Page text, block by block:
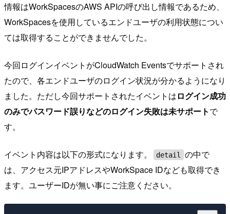
情報はWorkSpacesのAWS APIの呼び出し情報であるため、
WorkSpacesを使用しているエンドユーザの利用状態につい
ては取得することができませんでした。
今回ログインイベントがCloudWatch Eventsでサポートされ
たので、各エンドユーザのログイン状況が分かるようになり
ました。ただし今回サポートされたイベントはログイン成功
のみでパスワード誤りなどのログイン失敗は未サポートで
す。
イベント内容は以下の形式になります。 detail
の中で
は、アクセス元IPアドレスやWorkSpace IDなども取得でき
ます。ユーザーIDが無い事にご注意ください。